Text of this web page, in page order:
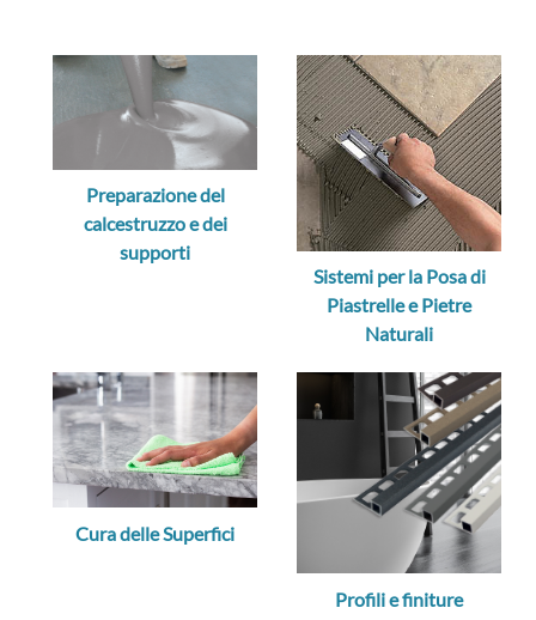
Preparazione del
calcestruzzo e dei
supporti
Sistemi per la Posa di
Piastrelle e Pietre
Naturali
Cura delle Superfici
Profili e finiture